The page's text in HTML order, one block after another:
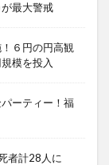
最大警戒
６円の円高観
模を投入
ーティー！福
者計28人に